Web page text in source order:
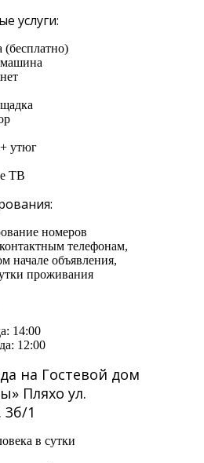
услуги:
(бесплатно)
машина
утюг
ТВ
номеров
телефонам,
начале объявления,
проживания
14:00
12:00
на Гостевой дом
Пляхо ул.
3б/1
в сутки